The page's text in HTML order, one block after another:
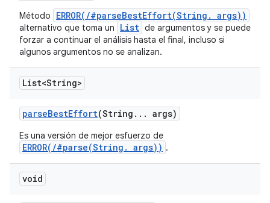
Método ERROR(/#parseBestEffort(String. args))
alternativo que toma un List de argumentos y se puede
forzar a continuar el análisis hasta el final, incluso si
algunos argumentos no se analizan.
List<String>
parseBestEffort(String . . . args)
Es una versión de mejor esfuerzo de
ERROR(/#parse(String. args)) .
void